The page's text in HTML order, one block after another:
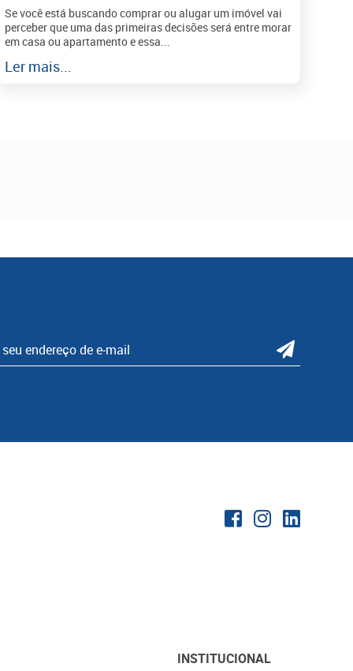
Se você está buscando comprar ou alugar um imóvel vai
perceber que uma das primeiras decisões será entre morar
em casa ou apartamento e essa...
Ler mais...
INSTITUCIONAL